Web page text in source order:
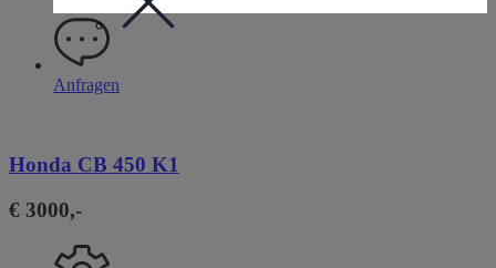
Anfragen
Honda CB 450 K1
€ 3000,-